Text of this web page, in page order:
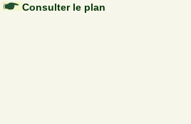
Consulter le plan